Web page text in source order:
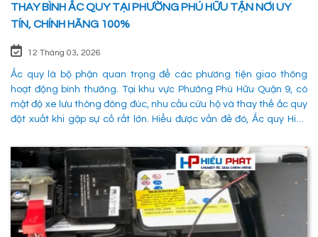
THAY BÌNH ẮC QUY TẠI PHƯỜNG PHÚ HỮU TẬN NƠI UY
TÍN, CHÍNH HÃNG 100%
12 Tháng 03, 2026
Ắc quy là bộ phận quan trọng để các phương tiện giao thông
hoạt động bình thường. Tại khu vực Phường Phú Hữu Quận 9, có
mật độ xe lưu thông đông đúc, nhu cầu cứu hộ và thay thế ắc quy
đột xuất khi gặp sự cố rất lớn. Hiểu được vấn đề đó, Ắc quy Hiếu
Hữu Quận 9 một cách nhanh chóng, chuyên nghiệp và đảm bảo
mọi hoạt động của các phương tiên giao thông không bị gián
đoạn. 1. Dịch vụ thay ắc quy tận nơi tại Phường Phú Hữu Quận 9
nhanh chóng, uy tín